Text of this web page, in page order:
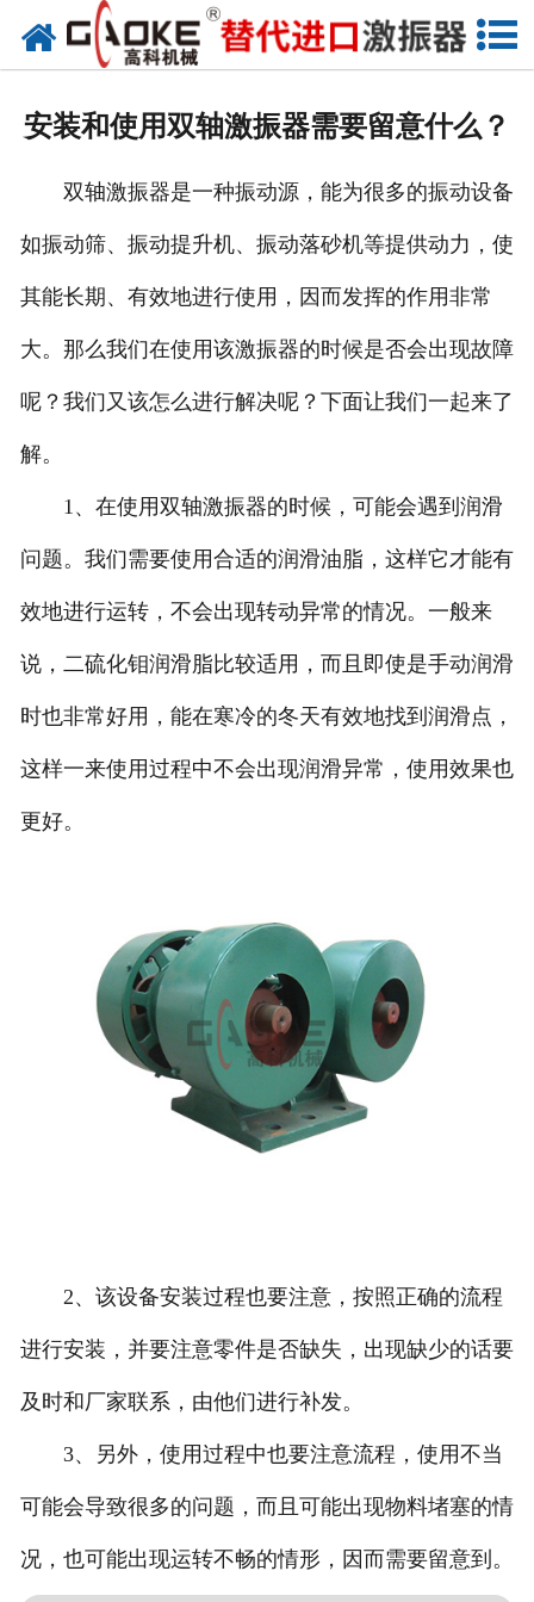
首页
联系高科
安装和使用双轴激振器需要留意什么？
双轴激振器是一种振动源，能为很多的振动设备
如振动筛、振动提升机、振动落砂机等提供动力，使
其能长期、有效地进行使用，因而发挥的作用非常
大。那么我们在使用该激振器的时候是否会出现故障
呢？我们又该怎么进行解决呢？下面让我们一起来了
解。
1、在使用双轴激振器的时候，可能会遇到润滑
问题。我们需要使用合适的润滑油脂，这样它才能有
效地进行运转，不会出现转动异常的情况。一般来
说，二硫化钼润滑脂比较适用，而且即使是手动润滑
时也非常好用，能在寒冷的冬天有效地找到润滑点，
这样一来使用过程中不会出现润滑异常，使用效果也
更好。
2、该设备安装过程也要注意，按照正确的流程
进行安装，并要注意零件是否缺失，出现缺少的话要
及时和厂家联系，由他们进行补发。
3、另外，使用过程中也要注意流程，使用不当
可能会导致很多的问题，而且可能出现物料堵塞的情
况，也可能出现运转不畅的情形，因而需要留意到。